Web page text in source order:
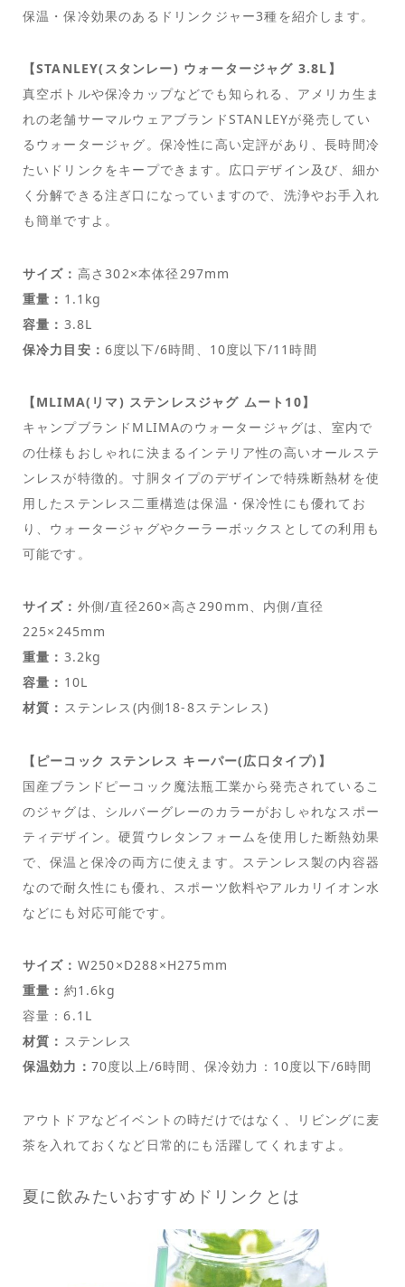
保温・保冷効果のあるドリンクジャー3種を紹介します。
【STANLEY(スタンレー) ウォータージャグ 3.8L】
真空ボトルや保冷カップなどでも知られる、アメリカ生ま
れの老舗サーマルウェアブランドSTANLEYが発売してい
るウォータージャグ。保冷性に高い定評があり、長時間冷
たいドリンクをキープできます。広口デザイン及び、細か
く分解できる注ぎ口になっていますので、洗浄やお手入れ
も簡単ですよ。
サイズ： 高さ302×本体径297mm
重量： 1.1kg
容量： 3.8L
保冷力目安：6度以下/6時間、10度以下/11時間
【MLIMA(リマ) ステンレスジャグ ムート10】
キャンプブランドMLIMAのウォータージャグは、室内で
の仕様もおしゃれに決まるインテリア性の高いオールステ
ンレスが特徴的。寸胴タイプのデザインで特殊断熱材を使
用したステンレス二重構造は保温・保冷性にも優れてお
り、ウォータージャグやクーラーボックスとしての利用も
可能です。
サイズ： 外側/直径260×高さ290mm、内側/直径
225×245mm
重量： 3.2kg
容量： 10L
材質： ステンレス(内側18-8ステンレス)
【ピーコック ステンレス キーパー(広口タイプ)】
国産ブランドピーコック魔法瓶工業から発売されているこ
のジャグは、シルバーグレーのカラーがおしゃれなスポー
ティデザイン。硬質ウレタンフォームを使用した断熱効果
で、保温と保冷の両方に使えます。ステンレス製の内容器
なので耐久性にも優れ、スポーツ飲料やアルカリイオン水
などにも対応可能です。
サイズ： W250×D288×H275mm
重量： 約1.6kg
容量：6.1L
材質： ステンレス
保温効力： 70度以上/6時間、保冷効力：10度以下/6時間
アウトドアなどイベントの時だけではなく、リビングに麦
茶を入れておくなど日常的にも活躍してくれますよ。
夏に飲みたいおすすめドリンクとは